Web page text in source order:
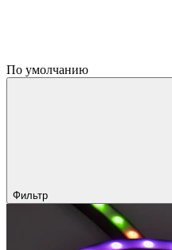
По умолчанию
Фильтр